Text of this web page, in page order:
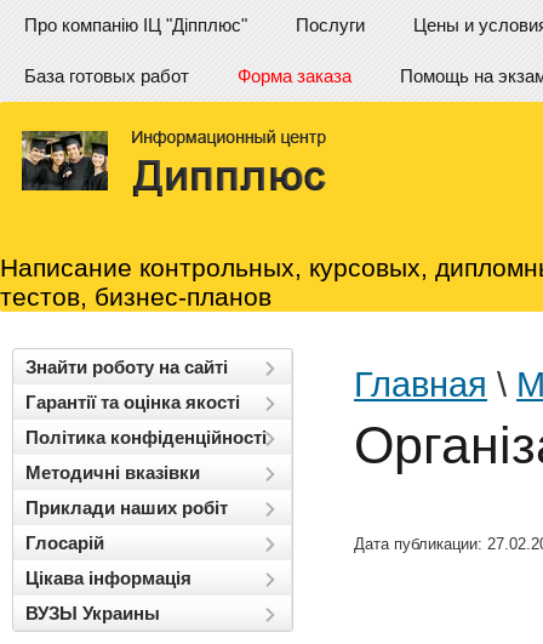
Про компанію ІЦ "Діпплюс" Послуги Цены и
База готовых работ Форма заказа Помощь на
Написание контрольных, курсовых,
тестов, бизнес-планов
Знайти роботу на сайті
Гарантії та оцінка якості
Політика конфіденційності
Методичні вказівки
Приклади наших робіт
Глосарій
Цікава інформація
ВУЗЫ Украины
Главная \
Дата публикации: